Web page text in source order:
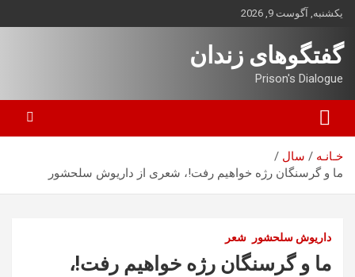
بروید
یکشنبه, آگوست 9, 2026
گفتگوهای زندان
Prison's Dialogue
خـانـه
سال
ما و گرسنگان رژه خواهیم رفت!، شعری از داریوش سلحشور
داریوش سلحشور شعر
ما و گرسنگان رژه خواهیم رفت!،